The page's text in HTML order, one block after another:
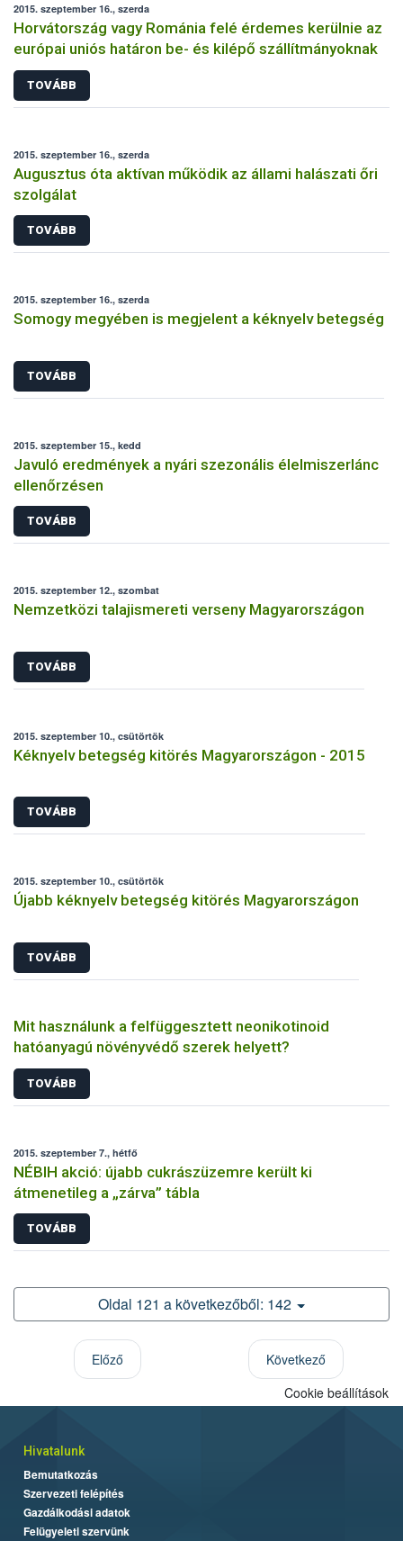
2015. szeptember 16., szerda
Horvátország vagy Románia felé érdemes kerülnie az
európai uniós határon be- és kilépő szállítmányoknak
TOVÁBB
2015. szeptember 16., szerda
Augusztus óta aktívan működik az állami halászati őri
szolgálat
TOVÁBB
2015. szeptember 16., szerda
Somogy megyében is megjelent a kéknyelv betegség
TOVÁBB
2015. szeptember 15., kedd
Javuló eredmények a nyári szezonális élelmiszerlánc
ellenőrzésen
TOVÁBB
2015. szeptember 12., szombat
Nemzetközi talajismereti verseny Magyarországon
TOVÁBB
2015. szeptember 10., csütörtök
Kéknyelv betegség kitörés Magyarországon - 2015
TOVÁBB
2015. szeptember 10., csütörtök
Újabb kéknyelv betegség kitörés Magyarországon
TOVÁBB
Mit használunk a felfüggesztett neonikotinoid
hatóanyagú növényvédő szerek helyett?
TOVÁBB
2015. szeptember 7., hétfő
NÉBIH akció: újabb cukrászüzemre került ki
átmenetileg a „zárva” tábla
TOVÁBB
Oldal 121 a következőből: 142
Előző
Következő
Cookie beállítások
Hivatalunk
Bemutatkozás
Szervezeti felépítés
Gazdálkodási adatok
Felügyeleti szervünk